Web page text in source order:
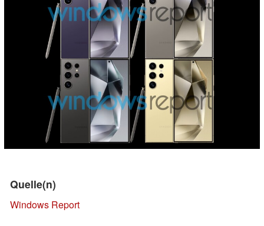
Quelle(n)
Windows Report